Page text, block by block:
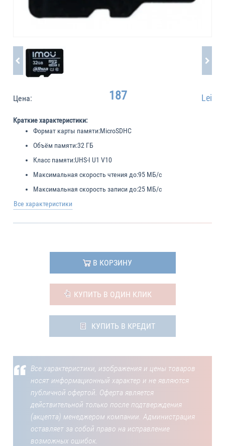
Цена: 187 Lei
Краткие характеристики:
Формат карты памяти:MicroSDHC
Объём памяти:32 ГБ
Класс памяти:UHS-I U1 V10
Максимальная скорость чтения до:95 МБ/с
Максимальная скорость записи до:25 МБ/с
Все характеристики
В КОРЗИНУ
КУПИТЬ В ОДИН КЛИК
КУПИТЬ В КРЕДИТ
Все характеристики, изображения и цены товаров
носят информационный характер и не являются
публичной офертой. Оферта является
действительной только после подтверждения
(акцепта) менеджером компании. Администрация
оставляет за собой право на исправление
возможных ошибок.